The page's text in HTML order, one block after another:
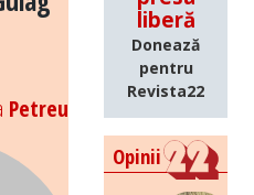
Petreu
liberă
Donează
pentru
Revista22
Opinii